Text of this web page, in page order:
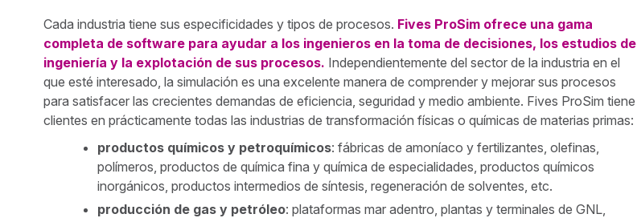
Cada industria tiene sus especificidades y tipos de procesos. Fives ProSim ofrece una gama
completa de software para ayudar a los ingenieros en la toma de decisiones, los estudios de
ingeniería y la explotación de sus procesos. Independientemente del sector de la industria en el
que esté interesado, la simulación es una excelente manera de comprender y mejorar sus procesos
para satisfacer las crecientes demandas de eficiencia, seguridad y medio ambiente. Fives ProSim tiene
clientes en prácticamente todas las industrias de transformación físicas o químicas de materias primas:
productos químicos y petroquímicos: fábricas de amoníaco y fertilizantes, olefinas,
polímeros, productos de química fina y química de especialidades, productos químicos
inorgánicos, productos intermedios de síntesis, regeneración de solventes, etc.
producción de gas y petróleo: plataformas mar adentro, plantas y terminales de GNL,